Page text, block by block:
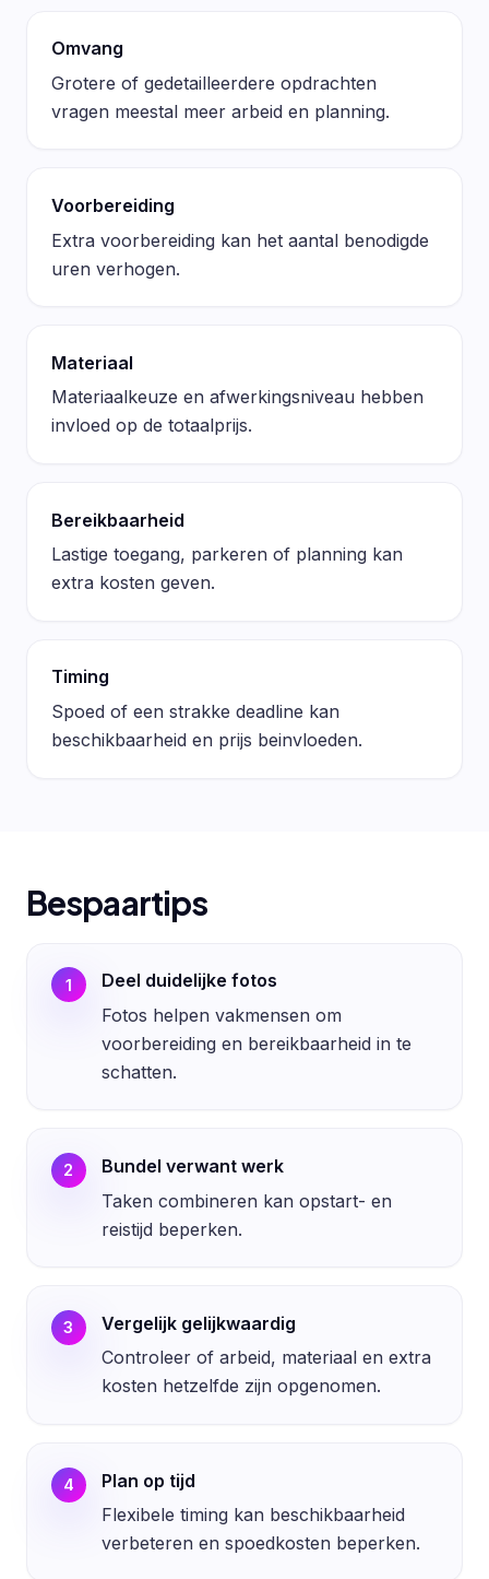
Omvang
Grotere of gedetailleerdere opdrachten
vragen meestal meer arbeid en planning.
Voorbereiding
Extra voorbereiding kan het aantal benodigde
uren verhogen.
Materiaal
Materiaalkeuze en afwerkingsniveau hebben
invloed op de totaalprijs.
Bereikbaarheid
Lastige toegang, parkeren of planning kan
extra kosten geven.
Timing
Spoed of een strakke deadline kan
beschikbaarheid en prijs beinvloeden.
Bespaartips
1
Deel duidelijke fotos
Fotos helpen vakmensen om
voorbereiding en bereikbaarheid in te
schatten.
2
Bundel verwant werk
Taken combineren kan opstart- en
reistijd beperken.
3
Vergelijk gelijkwaardig
Controleer of arbeid, materiaal en extra
kosten hetzelfde zijn opgenomen.
4
Plan op tijd
Flexibele timing kan beschikbaarheid
verbeteren en spoedkosten beperken.